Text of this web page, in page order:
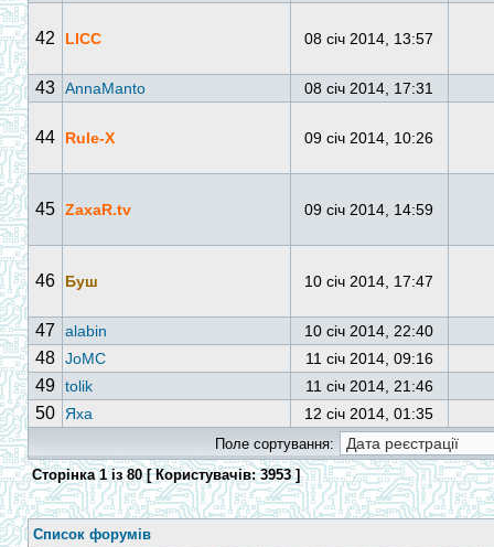
42 LICC 08 січ 2014, 13:57
43 AnnaManto 08 січ 2014, 17:31
44 Rule-X 09 січ 2014, 10:26
45 ZaxaR.tv 09 січ 2014, 14:59
46 Буш 10 січ 2014, 17:47
47 alabin 10 січ 2014, 22:40
48 JoMC 11 січ 2014, 09:16
49 tolik 11 січ 2014, 21:46
50 Яха 12 січ 2014, 01:35
Поле сортування:
Сторінка1із80[ Користувачів: 3953 ]
Список форумів